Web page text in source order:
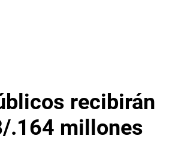
recibirán
.164 millones